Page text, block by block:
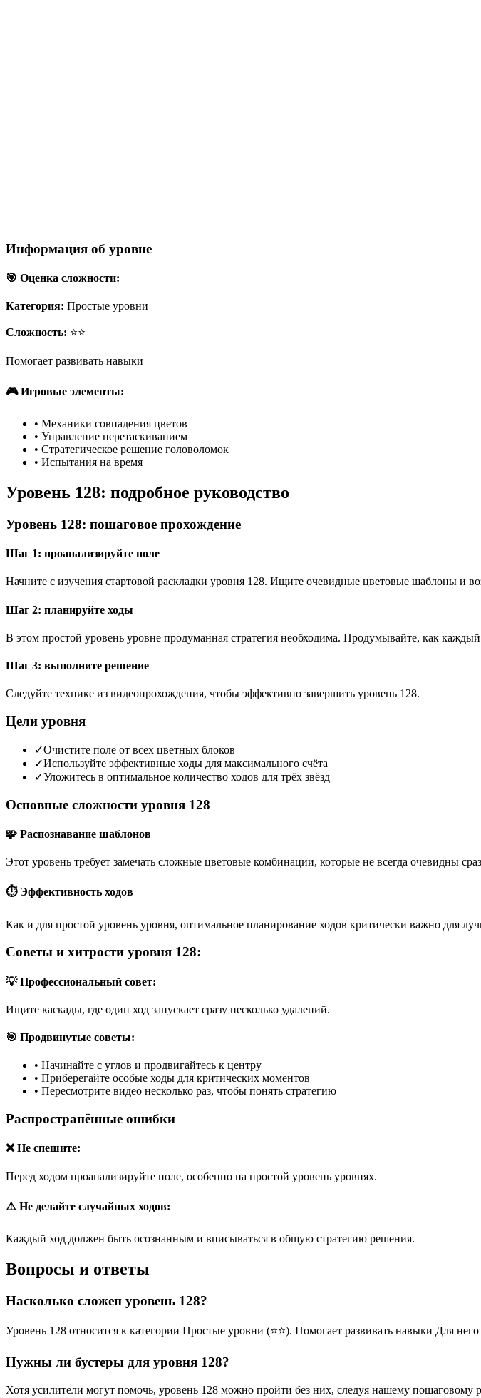
Информация об уровне
🎯 Оценка сложности:
Категория: Простые уровни
Сложность: ⭐⭐
Помогает развивать навыки
🎮 Игровые элементы:
• Механики совпадения цветов
• Управление перетаскиванием
• Стратегическое решение головоломок
• Испытания на время
Уровень 128: подробное руководство
Уровень 128: пошаговое прохождение
Шаг 1: проанализируйте поле
Начните с изучения стартовой раскладки уровня 128. Ищите очевидные цветовые шаблоны и
Шаг 2: планируйте ходы
В этом простой уровень уровне продуманная стратегия необходима. Продумывайте, как каждый
Шаг 3: выполните решение
Следуйте технике из видеопрохождения, чтобы эффективно завершить уровень 128.
Цели уровня
✓Очистите поле от всех цветных блоков
✓Используйте эффективные ходы для максимального счёта
✓Уложитесь в оптимальное количество ходов для трёх звёзд
Основные сложности уровня 128
🧩 Распознавание шаблонов
Этот уровень требует замечать сложные цветовые комбинации, которые не всегда очевидны
⏱️ Эффективность ходов
Как и для простой уровень уровня, оптимальное планирование ходов критически важно для
Советы и хитрости уровня 128:
💡 Профессиональный совет:
Ищите каскады, где один ход запускает сразу несколько удалений.
🎯 Продвинутые советы:
• Начинайте с углов и продвигайтесь к центру
• Приберегайте особые ходы для критических моментов
• Пересмотрите видео несколько раз, чтобы понять стратегию
Распространённые ошибки
❌ Не спешите:
Перед ходом проанализируйте поле, особенно на простой уровень уровнях.
⚠️ Не делайте случайных ходов:
Каждый ход должен быть осознанным и вписываться в общую стратегию решения.
Вопросы и ответы
Насколько сложен уровень 128?
Уровень 128 относится к категории Простые уровни (⭐⭐). Помогает развивать навыки Для
Нужны ли бустеры для уровня 128?
Хотя усилители могут помочь, уровень 128 можно пройти без них, следуя нашему